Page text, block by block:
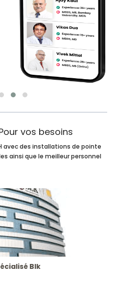
vos besoins
avec des installations de pointe
ainsi que le meilleur personnel
Blk